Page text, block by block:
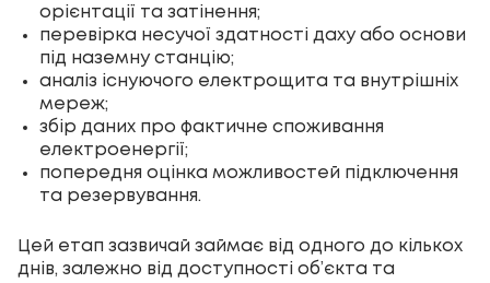
орієнтації та затінення;
перевірка несучої здатності даху або основи
під наземну станцію;
аналіз існуючого електрощита та внутрішніх
мереж;
збір даних про фактичне споживання
електроенергії;
попередня оцінка можливостей підключення
та резервування.
Цей етап зазвичай займає від одного до кількох
днів, залежно від доступності об’єкта та